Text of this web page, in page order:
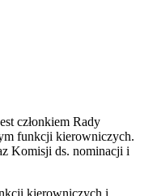
członkiem Rady
funkcji kierowniczych.
Komisji ds. nominacji i
kierowniczych i